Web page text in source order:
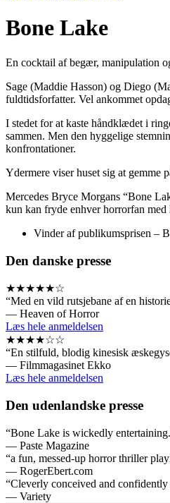
Bone Lake
En cocktail af begær, manipulation
Sage (Maddie Hasson) og Diego
fuldtidsforfatter. Vel ankommet
I stedet for at kaste håndklædet i
sammen. Men den hyggelige
konfrontationer.
Ydermere viser huset sig at
Mercedes Bryce Morgans “Bone
kun kan fryde enhver horrorfan
Vinder af publikumsprisen –
Den danske presse
★★★★★☆
“Med en vild rutsjebane af en
— Heaven of Horror
Læs hele anmeldelsen
★★★★☆☆
“En stilfuld, blodig kinesisk
— Filmmagasinet Ekko
Læs hele anmeldelsen
Den udenlandske presse
“Bone Lake is wickedly
— Paste Magazine
“a fun, messed-up horror thriller
— RogerEbert.com
“Cleverly conceived and confidently
— Variety